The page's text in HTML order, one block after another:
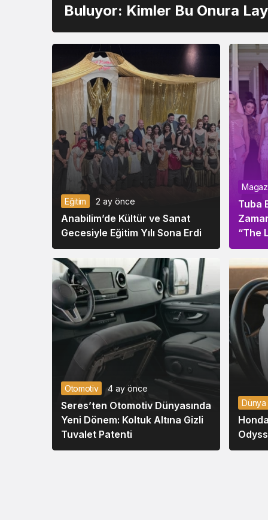
Buluyor: Kimler Bu Onura
Eğitim 2 ay önce
Anabilim’de Kültür ve Sanat
Gecesiyle Eğitim Yılı Sona Erdi
Tuba
“The
Otomotiv 4 ay önce
Seres’ten Otomotiv Dünyasında
Yeni Dönem: Koltuk Altına Gizli
Tuvalet Patenti
Dünya